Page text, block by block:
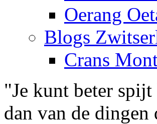
Oerang
Blogs
Crans
"Je kunt beter spijt
dan van de dingen